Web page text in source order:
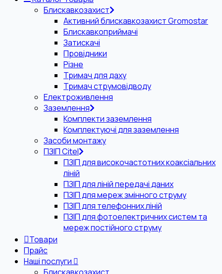
Блискавкозахист
Активний блискавкозахист Gromostar
Блискавкоприймачі
Затискачі
Провідники
Різне
Тримач для даху
Тримач струмовідводу
Електроживлення
Заземлення
Комплекти заземлення
Комплектуючі для заземлення
Засоби монтажу
ПЗІП Citel
ПЗІП для високочастотних коаксіальних
ліній
ПЗІП для ліній передачі даних
ПЗІП для мереж змінного струму
ПЗІП для телефонних ліній
ПЗІП для фотоелектричних систем та
мереж постійного струму
Товари
Прайс
Наші послуги